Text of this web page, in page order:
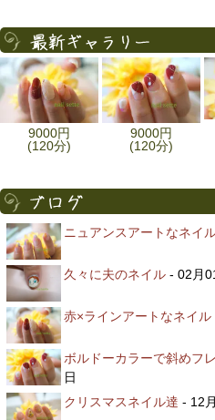
9000円
(120分)
9000円
(120分)
ニュアンスアートなネイ
久々に夫のネイル - 02月
赤×ラインアートなネイル
ボルドーカラーで斜めフ
日
クリスマスネイル達 - 12